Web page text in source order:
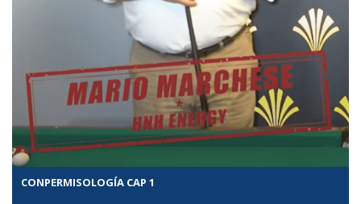
CONPERMISOLOGÍA CAP 1